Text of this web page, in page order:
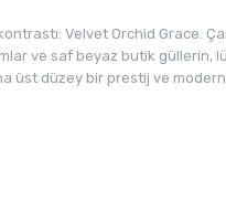
Velvet Orchid Grace.
ve saf beyaz butik güllerin,
üst düzey bir prestij ve